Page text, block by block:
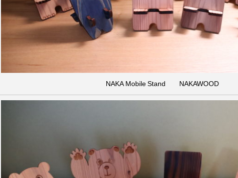
NAKA Mobile Stand NAKAWOOD